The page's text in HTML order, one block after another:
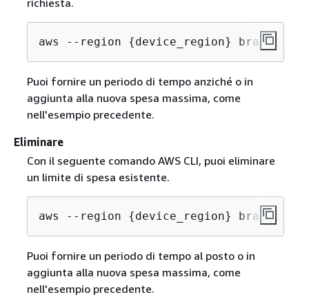
aws --region {device_region} braket
Puoi fornire un periodo di tempo anziché o in
aggiunta alla nuova spesa massima, come
nell'esempio precedente.
Eliminare
Con il seguente comando AWS CLI, puoi eliminare
un limite di spesa esistente.
aws --region {device_region} braket
Puoi fornire un periodo di tempo al posto o in
aggiunta alla nuova spesa massima, come
nell'esempio precedente.